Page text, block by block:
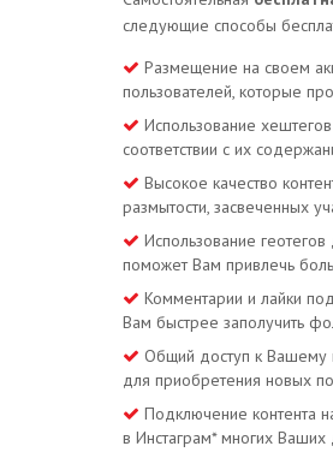
следующие способы
Размещение на своем
пользователей, которые
Использование
соответствии с их
Высокое качество
размытости, засвеченных
Использование
поможет Вам привлечь
Комментарии и лайки
Вам быстрее заполучить
Общий доступ к Вашему
для приобретения новых
Подключение контента
в Инстаграм* многих Ваших